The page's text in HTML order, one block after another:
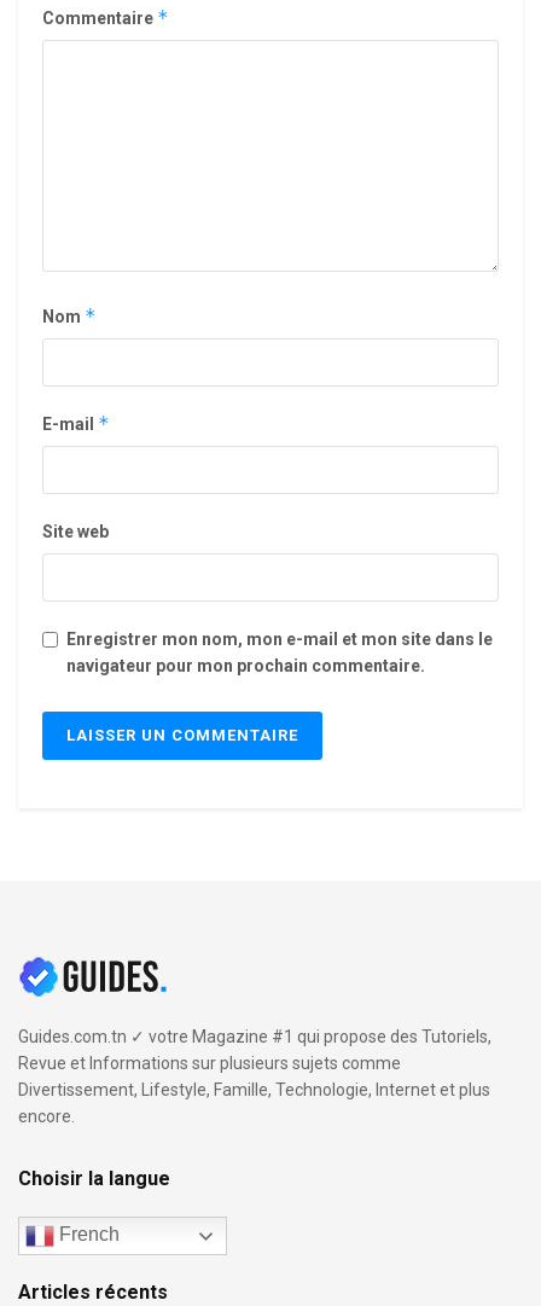
Commentaire *
Nom *
E-mail *
Site web
Enregistrer mon nom, mon e-mail et mon site dans le
navigateur pour mon prochain commentaire.
Guides.com.tn ✓ votre Magazine #1 qui propose des Tutoriels,
Revue et Informations sur plusieurs sujets comme
Divertissement, Lifestyle, Famille, Technologie, Internet et plus
encore.
Choisir la langue
French
Articles récents